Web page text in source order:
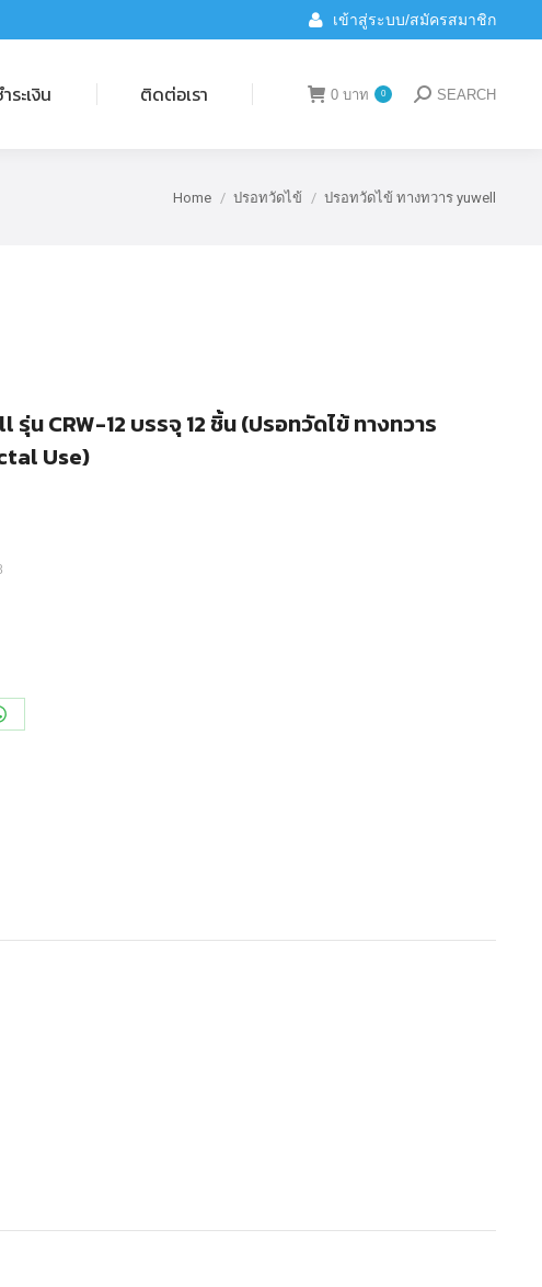
เข้าสู่ระบบ/สมัครสมาชิก
ระเงิน ติดต่อเรา 0 บาท 0 Search:
SEARCH
You are here:
Home ปรอทวัดไข้ ปรอทวัดไข้ ทางทวาร yuwell
CRW-12 บรรจุ 12 ชิ้น (ปรอทวัดไข้ ทางทวาร
Use)
งิน ติดต่อเรา บาท Search: